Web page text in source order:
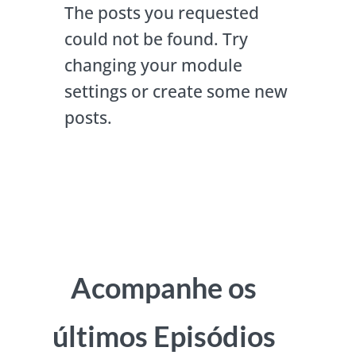
The posts you requested
could not be found. Try
changing your module
settings or create some new
posts.
Acompanhe os
últimos Episódios